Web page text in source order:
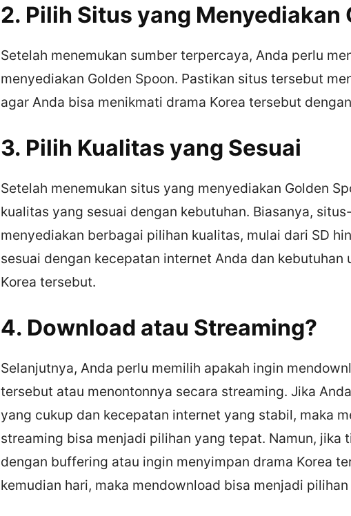
2. Pilih Situs yang Menyediakan
Setelah menemukan sumber terpercaya, Anda perlu
menyediakan Golden Spoon. Pastikan situs tersebut
agar Anda bisa menikmati drama Korea tersebut
3. Pilih Kualitas yang Sesuai
Setelah menemukan situs yang menyediakan Golden
kualitas yang sesuai dengan kebutuhan. Biasanya,
menyediakan berbagai pilihan kualitas, mulai dari SD
sesuai dengan kecepatan internet Anda dan kebutuhan
Korea tersebut.
4. Download atau Streaming?
Selanjutnya, Anda perlu memilih apakah ingin
tersebut atau menontonnya secara streaming. Jika
yang cukup dan kecepatan internet yang stabil, maka
streaming bisa menjadi pilihan yang tepat. Namun, jika
dengan buffering atau ingin menyimpan drama Korea
kemudian hari, maka mendownload bisa menjadi